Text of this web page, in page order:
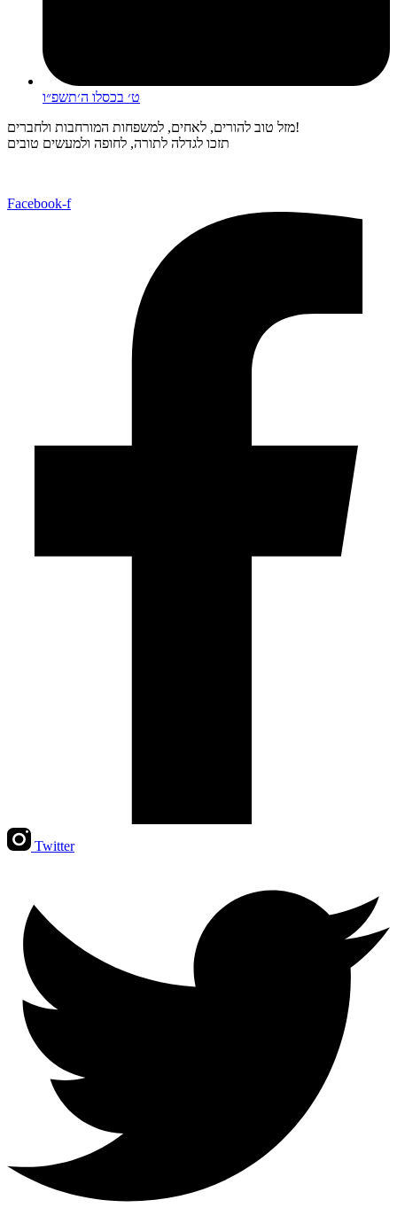
ט׳ בכסלו ה׳תשפ״ו
מזל טוב להורים, לאחים, למשפחות המורחבות ולחברים!
תזכו לגדלה לתורה, לחופה ולמעשים טובים
Facebook-f
Twitter